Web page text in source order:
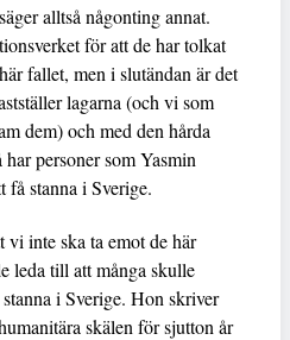
alltså någonting annat.
för att de har tolkat
fallet, men i slutändan är det
lagarna (och vi som
dem) och med den hårda
personer som Yasmin
få stanna i Sverige.
inte ska ta emot de här
leda till att många skulle
i Sverige. Hon skriver
skälen för sjutton år